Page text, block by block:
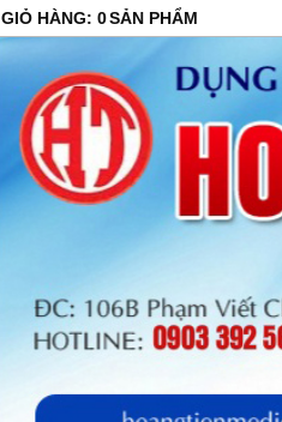
GIỎ HÀNG: 0SẢN PHẨM